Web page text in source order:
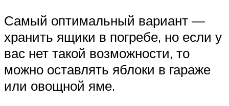
Самый оптимальный вариант —
хранить ящики в погребе, но если у
вас нет такой возможности, то
можно оставлять яблоки в гараже
или овощной яме.